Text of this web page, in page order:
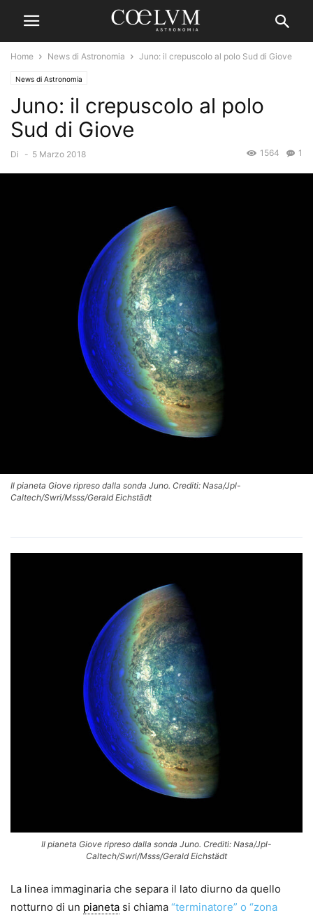
Home News di Astronomia Juno: il crepuscolo al polo Sud di Giove
News di Astronomia
Juno: il crepuscolo al polo
Sud di Giove
Di - 5 Marzo 2018 1
1564
Il pianeta Giove ripreso dalla sonda Juno. Crediti: Nasa/Jpl-
Caltech/Swri/Msss/Gerald Eichstädt
Il pianeta Giove ripreso dalla sonda Juno. Crediti: Nasa/Jpl-
Caltech/Swri/Msss/Gerald Eichstädt
La linea immaginaria che separa il lato diurno da quello
notturno di un pianeta si chiama “terminatore” o “zona